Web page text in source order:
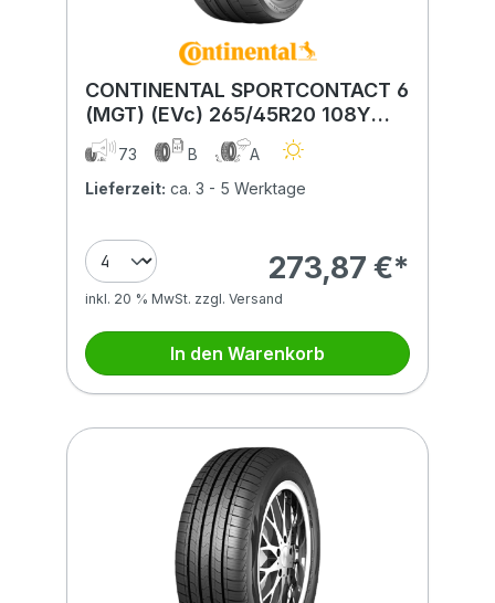
CONTINENTAL SPORTCONTACT 6
(MGT) (EVc) 265/45R20 108Y
(MGT) (EVc) XL
73 B
A
Lieferzeit: ca. 3 - 5 Werktage
273,87 €*
inkl. 20 % MwSt. zzgl. Versand
In den Warenkorb